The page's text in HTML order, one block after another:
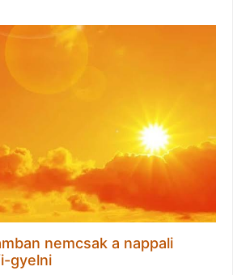
nemcsak a nappali
gyelni